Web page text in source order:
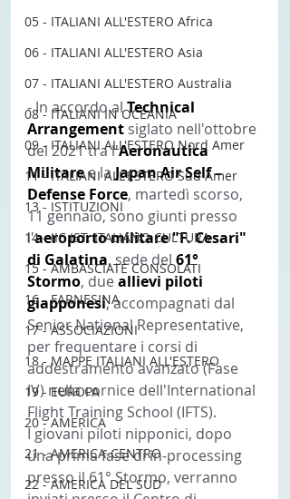
05 - ITALIANI ALL'ESTERO Africa
06 - ITALIANI ALL'ESTERO Asia
07 - ITALIANI ALL'ESTERO Australia
08 - ITALIANI IN OCEANIA
09 - ITALIANI ALL'ESTERO Nord Amer
11 - ITALIANI ALL'ESTERO Sud Amer
13 - ISTITUZIONI
14 - IIC IST. ITALIANO CULTURA
15 - AMBASCIATE CONSOLATI
16 - FARNESINA
17 - ASSOCIAZIONI
18 - MAPPE ITALIANI ALL'ESTERO
19 - EUROPA
20 - AMERICA
21 - AMERICA-CENTRO
22 - AMERICA DEL SUD
- In accordo al Technical
Arrangement siglato nell'ottobre
del 2021 tra l'Aeronautica
Militare e la Japan Air Self –
Defense Force, martedì scorso,
11 gennaio, sono giunti presso
l'aeroporto militare "F. Cesari"
di Galatina, sede del 61°
Stormo, due allievi piloti
giapponesi, accompagnati dal
Senior National Representative,
per frequentare i corsi di
addestramento avanzato (Fase
IV) nella cornice dell'International
Flight Training School (IFTS).
I giovani piloti nipponici, dopo
una prima fase di in-processing
presso il 61° Stormo, verranno